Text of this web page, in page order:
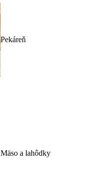
Pekáreň
Mäso a lahôdky